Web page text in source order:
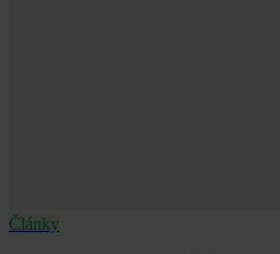
Články